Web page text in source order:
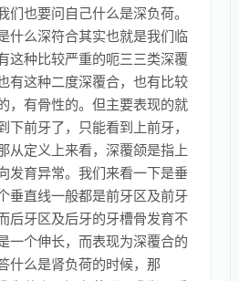
们也要问自己什么是深负荷。
什么深符合其实也就是我们临
这种比较严重的呃三三类深覆
有这种二度深覆合，也有比较
，有骨性的。但主要表现的就
下前牙了，只能看到上前牙，
从定义上来看，深覆颌是指上
发育异常。我们来看一下是垂
垂直线一般都是前牙区及前牙
后牙区及后牙的牙槽骨发育不
一个伸长，而表现为深覆合的
什么是肾负荷的时候，那